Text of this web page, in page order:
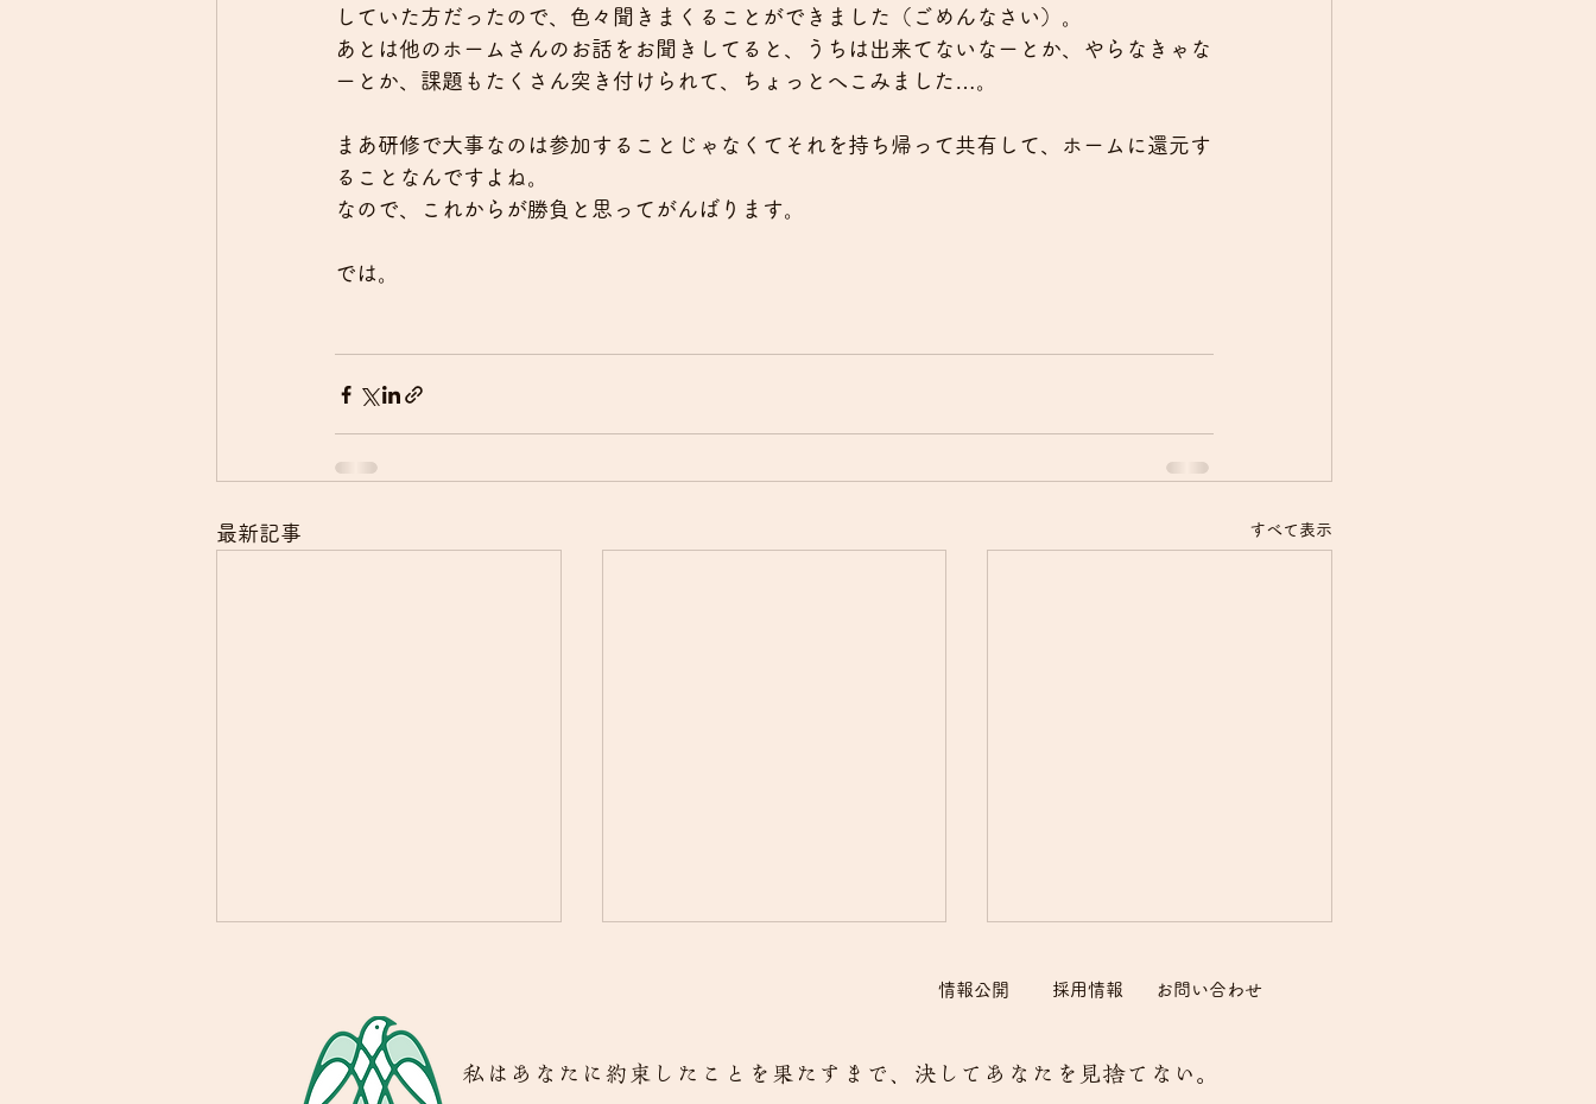
していた方だったので、色々聞きまくることができました（ごめんなさい）。
あとは他のホームさんのお話をお聞きしてると、うちは出来てないなーとか、やらなきゃな
ーとか、課題もたくさん突き付けられて、ちょっとへこみました…。
まあ研修で大事なのは参加することじゃなくてそれを持ち帰って共有して、ホームに還元す
ることなんですよね。
なので、これからが勝負と思ってがんばります。
では。
最新記事 すべて表示
運転席の日々
​お問い合わせ
情報公開 採用情報
​私はあなたに約束したことを果たすまで、決してあなたを見捨てない。​